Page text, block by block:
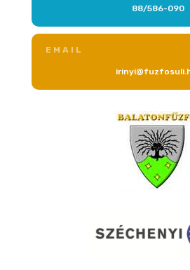
88/586-090
EMAIL